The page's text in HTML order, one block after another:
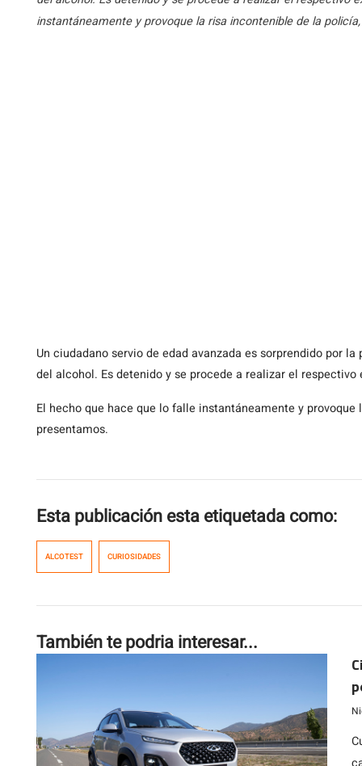
instantáneamente y provoque la risa incontenible de la
Un ciudadano servio de edad avanzada es sorprendido por
del alcohol. Es detenido y se procede a realizar el
El hecho que hace que lo falle instantáneamente y
presentamos.
Esta publicación esta etiquetada como:
ALCOTEST CURIOSIDADES
También te podria interesar...